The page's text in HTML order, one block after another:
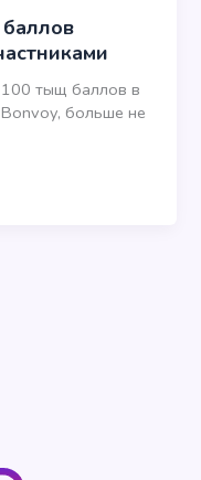
тыщ баллов в
больше не